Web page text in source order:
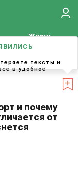
Жизнь
и почему
от
тексты и
в удобное